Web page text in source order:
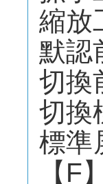
縮放
默認
切換
切換
標準
【F】